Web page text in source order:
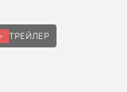
ТРЕЙЛЕР